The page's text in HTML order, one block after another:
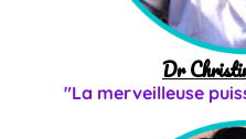
Dr
"La merveilleuse